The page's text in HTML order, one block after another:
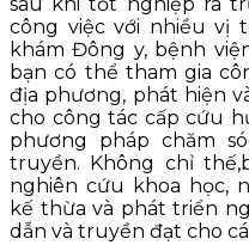
công việc với nhiều vị
khám Đông y, bệnh
bạn có thể tham gia
địa phương, phát hiện
cho công tác cấp cứu
phương pháp chăm
truyền. Không chỉ
nghiên cứu khoa học,
kế thừa và phát triển
dẫn và truyền đạt cho